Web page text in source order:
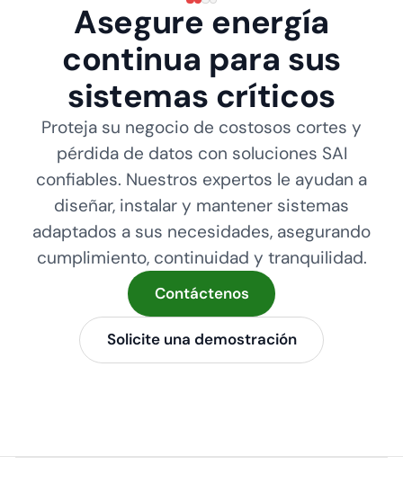
Asegure energía
continua para sus
sistemas críticos
Proteja su negocio de costosos cortes y
pérdida de datos con soluciones SAI
confiables. Nuestros expertos le ayudan a
diseñar, instalar y mantener sistemas
adaptados a sus necesidades, asegurando
cumplimiento, continuidad y tranquilidad.
Contáctenos
Solicite una demostración